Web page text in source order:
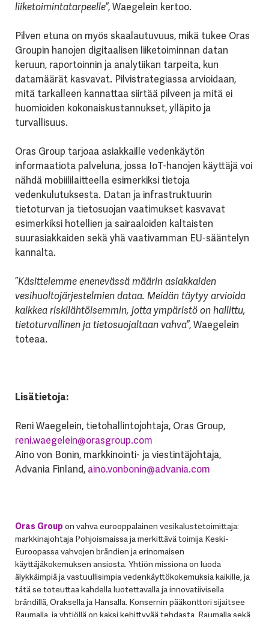
liiketoimintatarpeelle”, Waegelein kertoo.
Pilven etuna on myös skaalautuvuus, mikä tukee Oras
Groupin hanojen digitaalisen liiketoiminnan datan
keruun, raportoinnin ja analytiikan tarpeita, kun
datamäärät kasvavat. Pilvistrategiassa arvioidaan,
mitä tarkalleen kannattaa siirtää pilveen ja mitä ei
huomioiden kokonaiskustannukset, ylläpito ja
turvallisuus.
Oras Group tarjoaa asiakkaille vedenkäytön
informaatiota palveluna, jossa IoT-hanojen käyttäjä voi
nähdä mobiililaitteella esimerkiksi tietoja
vedenkulutuksesta. Datan ja infrastruktuurin
tietoturvan ja tietosuojan vaatimukset kasvavat
esimerkiksi hotellien ja sairaaloiden kaltaisten
suurasiakkaiden sekä yhä vaativamman EU-sääntelyn
kannalta.
”Käsittelemme enenevässä määrin asiakkaiden
vesihuoltojärjestelmien dataa. Meidän täytyy arvioida
kaikkea riskilähtöisemmin, jotta ympäristö on hallittu,
tietoturvallinen ja tietosuojaltaan vahva”, Waegelein
toteaa.
Lisätietoja:
Reni Waegelein, tietohallintojohtaja, Oras Group,
reni.waegelein@orasgroup.com
Aino von Bonin, markkinointi- ja viestintäjohtaja,
Advania Finland, aino.vonbonin@advania.com
Oras Group on vahva eurooppalainen vesikalustetoimittaja:
markkinajohtaja Pohjoismaissa ja merkittävä toimija Keski-
Euroopassa vahvojen brändien ja erinomaisen
käyttäjäkokemuksen ansiosta. Yhtiön missiona on luoda
älykkäimpiä ja vastuullisimpia vedenkäyttökokemuksia kaikille, ja
tätä se toteuttaa kahdella luotettavalla ja innovatiivisella
brändillä, Oraksella ja Hansalla. Konsernin pääkonttori sijaitsee
Raumalla, ja yhtiöllä on kaksi kehittyvää tehdasta, Raumalla sekä